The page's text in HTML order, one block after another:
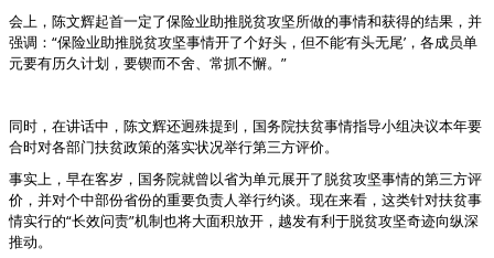
会上，陈文辉起首一定了保险业助推脱贫攻坚所做的事情和获得的结果，并
强调：“保险业助推脱贫攻坚事情开了个好头，但不能‘有头无尾’，各成员单
元要有历久计划，要锲而不舍、常抓不懈。”
同时，在讲话中，陈文辉还迥殊提到，国务院扶贫事情指导小组决议本年要
合时对各部门扶贫政策的落实状况举行第三方评价。
事实上，早在客岁，国务院就曾以省为单元展开了脱贫攻坚事情的第三方评
价，并对个中部份省份的重要负责人举行约谈。现在来看，这类针对扶贫事
情实行的“长效问责”机制也将大面积放开，越发有利于脱贫攻坚奇迹向纵深
推动。